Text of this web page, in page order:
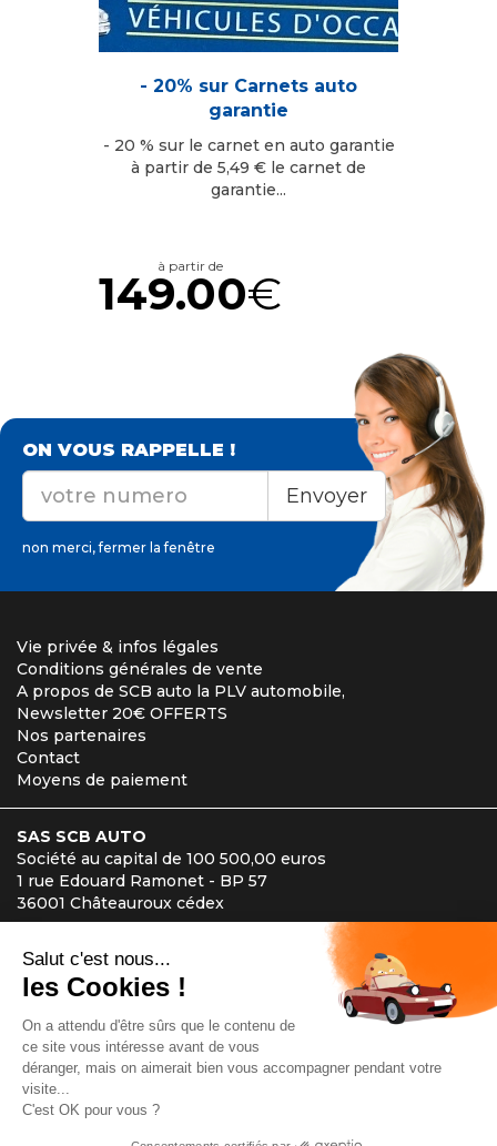
- 20% sur Carnets auto
garantie
- 20 % sur le carnet en auto garantie
à partir de 5,49 € le carnet de
garantie...
à partir de
149.00€
ON VOUS RAPPELLE !
Envoyer
non merci, fermer la fenêtre
Vie privée & infos légales
Conditions générales de vente
A propos de SCB auto la PLV automobile,
Newsletter 20€ OFFERTS
Nos partenaires
Contact
Moyens de paiement
SAS SCB AUTO
Société au capital de 100 500,00 euros
1 rue Edouard Ramonet - BP 57
36001 Châteauroux cédex
Accueil téléphonique du lundi au samedi de 8h à 19h30.
Site avec paiement sécurisé
Cyberplus